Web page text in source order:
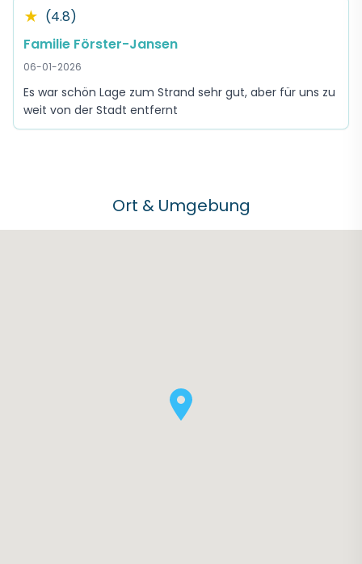
★ (4.8)
Familie Förster-Jansen
06-01-2026
Es war schön Lage zum Strand sehr gut, aber für uns zu
weit von der Stadt entfernt
Ort & Umgebung